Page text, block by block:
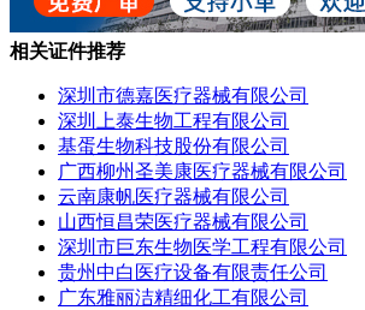
相关证件推荐
深圳市德嘉医疗器械有限公司
深圳上泰生物工程有限公司
基蛋生物科技股份有限公司
广西柳州圣美康医疗器械有限公司
云南康帆医疗器械有限公司
山西恒昌荣医疗器械有限公司
深圳市巨东生物医学工程有限公司
贵州中白医疗设备有限责任公司
广东雅丽洁精细化工有限公司